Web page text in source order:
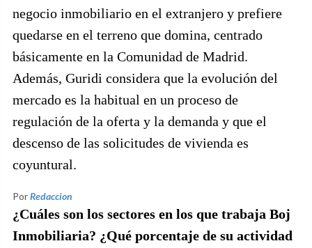
negocio inmobiliario en el extranjero y prefiere
quedarse en el terreno que domina, centrado
básicamente en la Comunidad de Madrid.
Además, Guridi considera que la evolución del
mercado es la habitual en un proceso de
regulación de la oferta y la demanda y que el
descenso de las solicitudes de vivienda es
coyuntural.
PorRedaccion
¿Cuáles son los sectores en los que trabaja Boj
Inmobiliaria? ¿Qué porcentaje de su actividad